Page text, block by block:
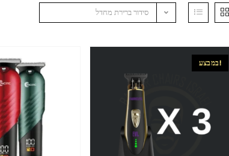
סידור ברירת מחדל
במבצע!